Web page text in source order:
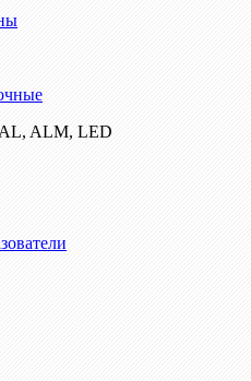
ALM, LED